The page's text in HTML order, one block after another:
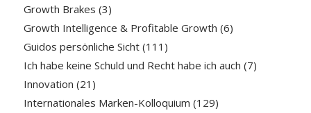
Growth Brakes (3)
Growth Intelligence & Profitable Growth (6)
Guidos persönliche Sicht(111)
Ich habe keine Schuld und Recht habe ich auch (7)
Innovation (21)
Internationales Marken-Kolloquium (129)